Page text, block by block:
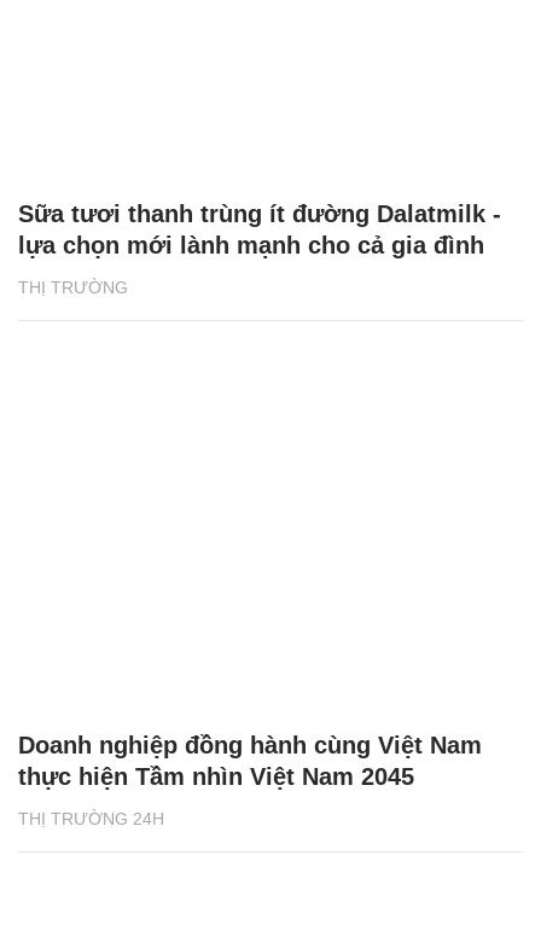
THỊ TRƯỜNG
Sữa tươi thanh trùng ít đường Dalatmilk -
lựa chọn mới lành mạnh cho cả gia đình
THỊ TRƯỜNG 24H
Doanh nghiệp đồng hành cùng Việt Nam
thực hiện Tầm nhìn Việt Nam 2045